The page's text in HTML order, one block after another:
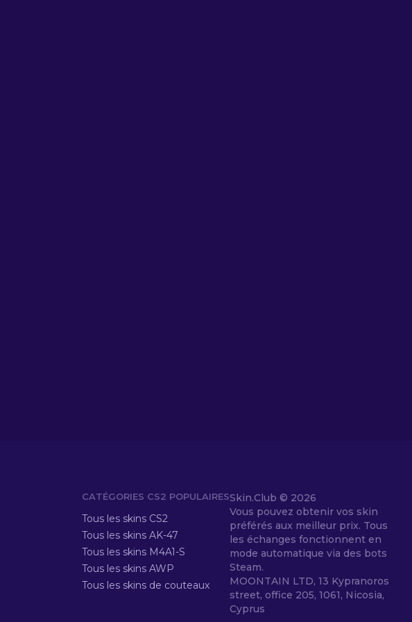
CATÉGORIES CS2 POPULAIRES
Tous les skins CS2
Tous les skins AK-47
Tous les skins M4A1-S
Tous les skins AWP
Tous les skins de couteaux
Skin.Club © 2026
Vous pouvez obtenir vos skin
préférés aux meilleur prix. Tous
les échanges fonctionnent en
mode automatique via des bots
Steam.
MOONTAIN LTD, 13 Kypranoros
street, office 205, 1061, Nicosia,
Cyprus